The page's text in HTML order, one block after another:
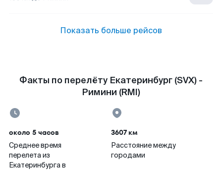
Показать больше рейсов
Факты по перелёту Екатеринбург (SVX) -
Римини (RMI)
около 5 часов
Среднее время
перелета из
Екатеринбурга в
3607 км
Расстояние между
городами